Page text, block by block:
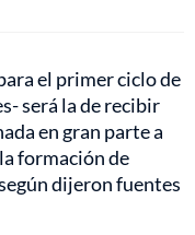
el primer ciclo de
será la de recibir
en gran parte a
formación de
dijeron fuentes